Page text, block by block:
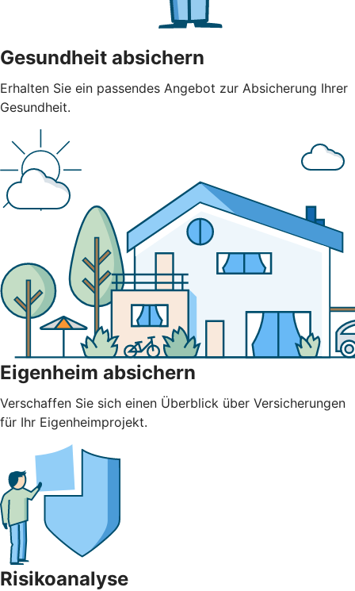
Gesundheit absichern
Erhalten Sie ein passendes Angebot zur Absicherung Ihrer
Gesundheit.
Eigenheim absichern
Verschaffen Sie sich einen Überblick über Versicherungen
für Ihr Eigenheimprojekt.
Risikoanalyse